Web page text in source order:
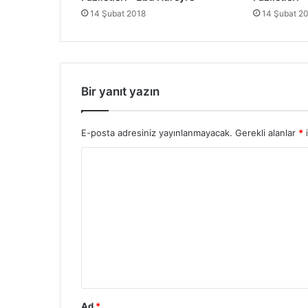
l
t
r
-
Z
ü
l
A
14 Şubat 2018 14 Şubat
Bir yanıt yazın
E-posta adresiniz yayınlanmayacak. Gerekli alanlar *